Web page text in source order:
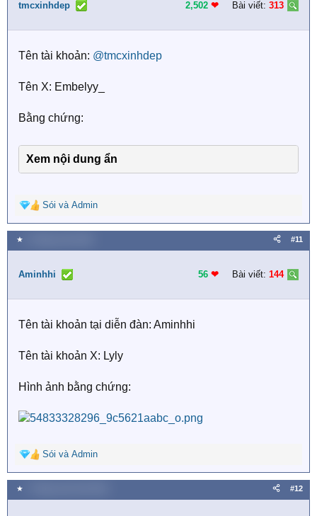
i
n
:
tmcxinhdep 2,502 ❤︎ Bài viết: 313
Tên tài khoản: @tmcxinhdep
Tên X: Embelyy_
Bằng chứng:
Xem nội dung ẩn
R
e
a
c
i
n
:
Sói và Admin
★ #11
Aminhhi 56 ❤︎ Bài viết: 144
Tên tài khoản tại diễn đàn: Aminhhi
Tên tài khoản X: Lyly
Hình ảnh bằng chứng:
R
e
a
c
Sói và Admin
★ #12